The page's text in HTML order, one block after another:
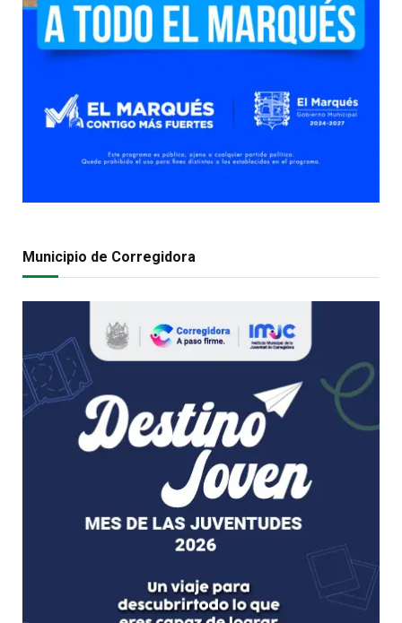
Municipio de Corregidora